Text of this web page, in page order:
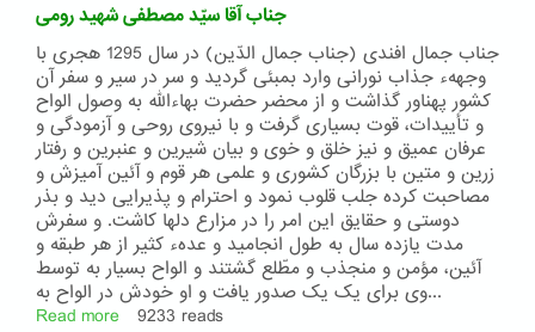
جناب آقا سیّد مصطفی شهید رومی
جناب جمال افندی (جناب جمال الدّین) در سال 1295 هجری با
وجههء جذاب نورانی وارد بمبئی گردید و سر در سیر و سفر آن
کشور پهناور گذاشت و از محضر حضرت بهاءالله به وصول الواح
و تأییدات، قوت بسیاری گرفت و با نیروی روحی و آزمودگی و
عرفان عمیق و نیز خلق و خوی و بیان شیرین و عنبرین و رفتار
زرین و متین با بزرگان کشوری و علمی هر قوم و آئین آمیزش و
مصاحبت کرده جلب قلوب نمود و احترام و پذیرایی دید و بذر
دوستی و حقایق این امر را در مزارع دلها کاشت. و سفرش
مدت یازده سال به طول انجامید و عدهء کثیر از هر طبقه و
آئین، مؤمن و منجذب و مطّلع گشتند و الواح بسیار به توسط
وی برای یک یک صدور یافت و او خودش در الواح به...
Read more about
9233 reads